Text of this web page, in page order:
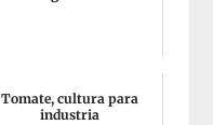
Tomate, cultura para
industria